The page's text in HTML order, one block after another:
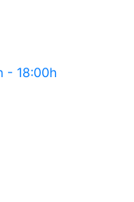
- 18:00h